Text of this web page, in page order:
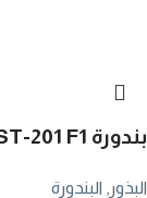
بندورة QST-201 F1
البذور البندورة